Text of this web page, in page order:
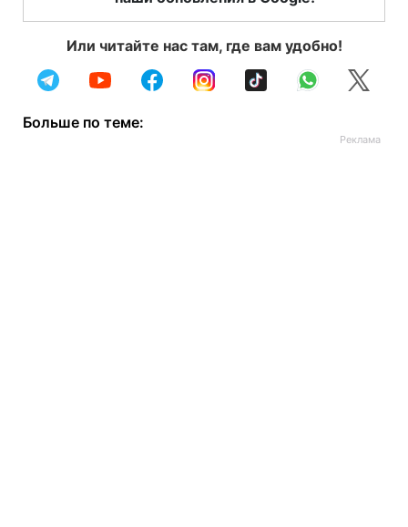
Или читайте нас там, где вам удобно!
Больше по теме: